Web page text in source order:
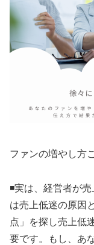
ファンの増やし方
◾️実は、経営者が
は売上低迷の原因
点」を探し売上低
要です。もし、あ